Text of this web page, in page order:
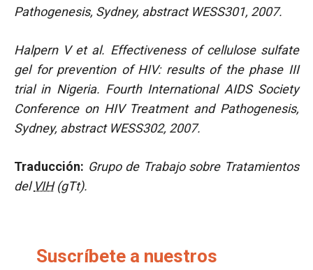
Pathogenesis, Sydney, abstract WESS301, 2007.
Halpern V et al. Effectiveness of cellulose sulfate
gel for prevention of HIV: results of the phase III
trial in Nigeria. Fourth International AIDS Society
Conference on HIV Treatment and Pathogenesis,
Sydney, abstract WESS302, 2007.
Traducción: Grupo de Trabajo sobre Tratamientos
delVIH(gTt).
Suscríbete a nuestros